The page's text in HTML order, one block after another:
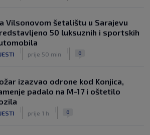
Vilsonovom šetalištu u Sarajevu
50 luksuznih i sportskih
prije 50 min 0
izazvao odrone kod Konjica,
padalo na M-17 i oštetilo
prije 1 h 0